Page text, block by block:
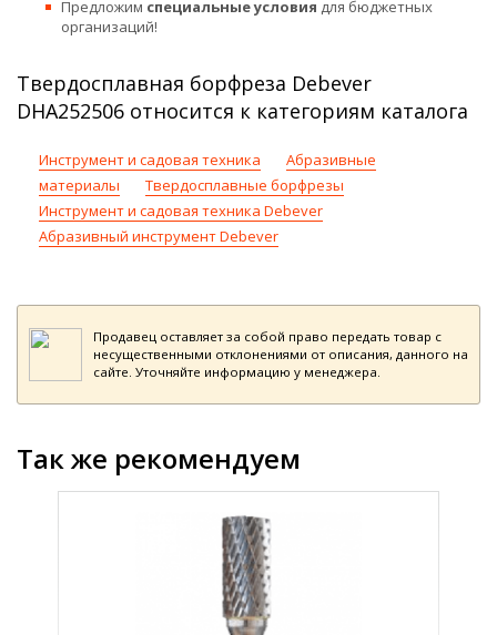
Предложим специальные условия для бюджетных
организаций!
Твердосплавная борфреза Debever
DHA252506 относится к категориям каталога
Инструмент и садовая техника
Абразивные
материалы
Твердосплавные борфрезы
Инструмент и садовая техника Debever
Абразивный инструмент Debever
Продавец оставляет за собой право передать товар с
несущественными отклонениями от описания, данного на
сайте. Уточняйте информацию у менеджера.
Так же рекомендуем